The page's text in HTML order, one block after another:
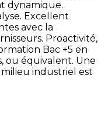
dynamique.
Excellent
avec la
Proactivité,
Bac +5 en
ou équivalent. Une
milieu industriel est